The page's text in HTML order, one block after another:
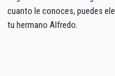
cuanto le conoces, puedes
tu hermano Alfredo.